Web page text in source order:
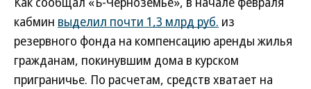
кабмин выделил почти 1,3 млрд руб. из
резервного фонда на компенсацию аренды жилья
гражданам, покинувшим дома в курском
приграничье. По расчетам, средств хватает на